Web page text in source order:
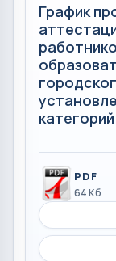
График
PDF
64 Кб